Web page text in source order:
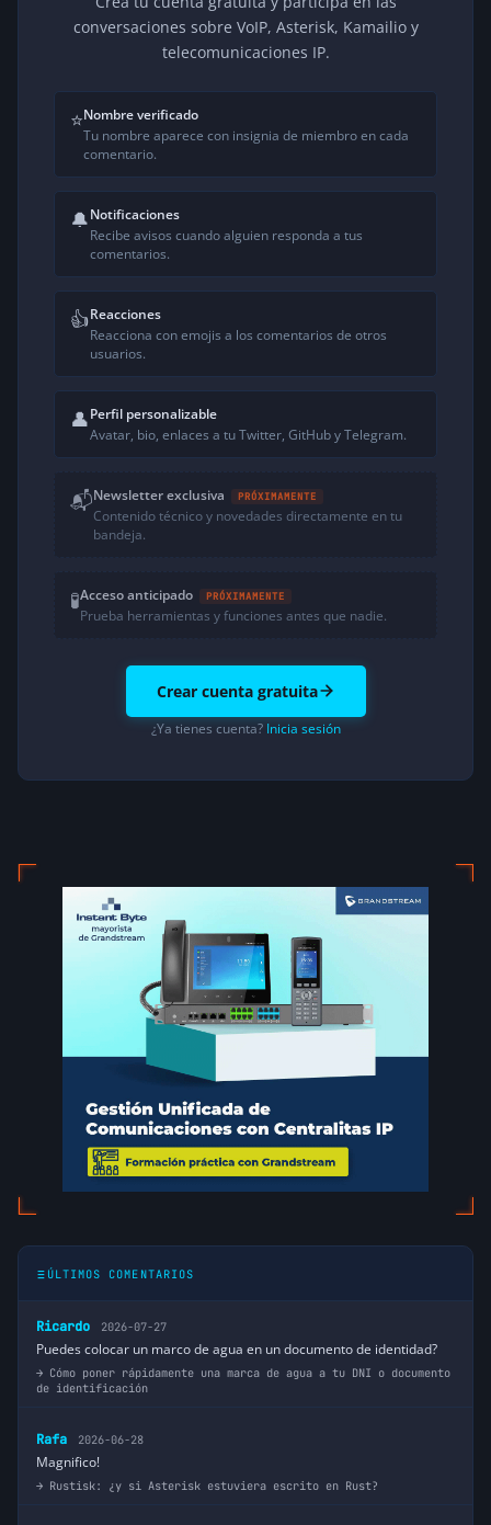
conversaciones sobre VoIP, Asterisk, Kamailio y
telecomunicaciones IP.
⭐Nombre verificado
Tu nombre aparece con insignia de miembro en cada
comentario.
🔔Notificaciones
Recibe avisos cuando alguien responda a tus
comentarios.
👍Reacciones
Reacciona con emojis a los comentarios de otros
usuarios.
👤Perfil personalizable
Avatar, bio, enlaces a tu Twitter, GitHub y Telegram.
📬Newsletter exclusiva PRÓXIMAMENTE
Contenido técnico y novedades directamente en tu
bandeja.
🧪Acceso anticipado PRÓXIMAMENTE
Prueba herramientas y funciones antes que nadie.
Crear cuenta gratuita
¿Ya tienes cuenta? Inicia sesión
ÚLTIMOS COMENTARIOS
Ricardo 2026-07-27
Puedes colocar un marco de agua en un documento de identidad?
Cómo poner rápidamente una marca de agua a tu DNI o documento
de identificación
Rafa 2026-06-28
Magnifico!
Rustisk: ¿y si Asterisk estuviera escrito en Rust?